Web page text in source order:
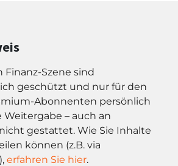
Finanz-Szene sind
geschützt und nur für den
Abonnenten persönlich
– auch an
gestattet. Wie Sie Inhalte
können (z.B. via
erfahren Sie hier.